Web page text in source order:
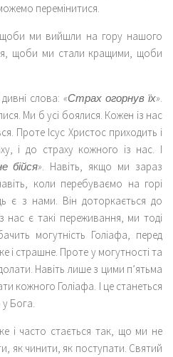
можемо перемінитися.
щоби ми вийшли на гору нашого
щоби ми стали кращими, щоби
дивні слова:«Страх огорнув їх».
Ми б усі боялися. Кожен із нас
Проте Ісус Христос приходить і
і до страху кожного із нас. І
бійся». Навіть, якщо ми зараз
коли перебуваємо на горі
є з нами. Він доторкається до
нас є такі переживання, ми тоді
могутність Голіафа, перед
і страшне. Проте у могутності та
Навіть лише з цими п’ятьма
кожного Голіафа. І це станеться
у Бога.
і часто стається так, що ми не
як чинити, як поступати. Святий